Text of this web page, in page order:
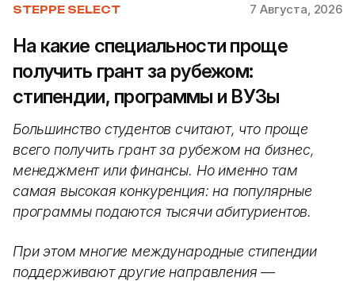
STEPPE SELECT 7 Августа, 2026
На какие специальности проще
получить грант за рубежом:
стипендии, программы и ВУЗы
Большинство студентов считают, что проще
всего получить грант за рубежом на бизнес,
менеджмент или финансы. Но именно там
самая высокая конкуренция: на популярные
программы подаются тысячи абитуриентов.
При этом многие международные стипендии
поддерживают другие направления —